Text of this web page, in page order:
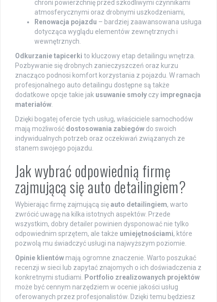
chroni powierzchnię przed szkodliwymi czynnikami
atmosferycznymi oraz drobnymi uszkodzeniami,
Renowacja pojazdu – bardziej zaawansowana usługa
dotycząca wyglądu elementów zewnętrznych i
wewnętrznych.
Odkurzanie tapicerki to kluczowy etap detailingu wnętrza.
Pozbywanie się drobnych zanieczyszczeń oraz kurzu
znacząco podnosi komfort korzystania z pojazdu. W ramach
profesjonalnego auto detailingu dostępne są także
dodatkowe opcje takie jak usuwanie smoły czy impregnacja
materiałów.
Dzięki bogatej ofercie tych usług, właściciele samochodów
mają możliwość dostosowania zabiegów do swoich
indywidualnych potrzeb oraz oczekiwań związanych ze
stanem swojego pojazdu.
Jak wybrać odpowiednią firmę
zajmującą się auto detailingiem?
Wybierając firmę zajmującą sięauto detailingiem, warto
zwrócić uwagę na kilka istotnych aspektów. Przede
wszystkim, dobry detailer powinien dysponować nie tylko
odpowiednim sprzętem, ale także umiejętnościami, które
pozwolą mu świadczyć usługi na najwyższym poziomie.
Opinie klientów mają ogromne znaczenie. Warto poszukać
recenzji w sieci lub zapytać znajomych o ich doświadczenia z
konkretnymi studiami. Portfolio zrealizowanych projektów
może być cennym narzędziem w ocenie jakości usług
oferowanych przez profesjonalistów. Dzięki temu będziesz